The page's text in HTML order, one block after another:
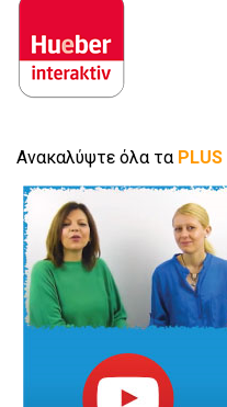
Ανακαλύψτε όλα τα PLUS